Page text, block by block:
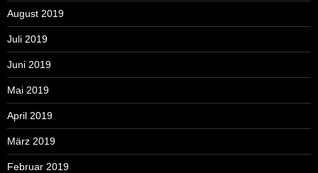
August 2019
Juli 2019
Juni 2019
Mai 2019
April 2019
März 2019
Februar 2019